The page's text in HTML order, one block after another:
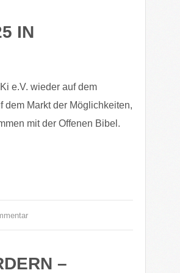
IN
e.V. wieder auf dem
dem Markt der Möglichkeiten,
mit der Offenen Bibel.
–